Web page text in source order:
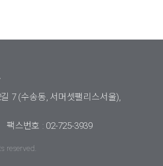
7 (수송동, 서머셋팰리스서울),
팩스번호 : 02-725-3939
reserved.